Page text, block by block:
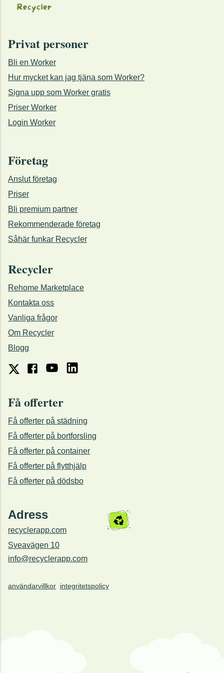
Privat personer
Bli en Worker
Hur mycket kan jag tjäna som Worker?
Signa upp som Worker gratis
Priser Worker
Login Worker
Företag
Anslut företag
Priser
Bli premium partner
Rekommenderade företag
Såhär funkar Recycler
Recycler
Rehome Marketplace
Kontakta oss
Vanliga frågor
Om Recycler
Blogg
Få offerter
Få offerter på städning
Få offerter på bortforsling
Få offerter på container
Få offerter på flytthjälp
Få offerter på dödsbo
Adress
recyclerapp.com
Sveavägen 10
info@recyclerapp.com
användarvillkor integritetspolicy